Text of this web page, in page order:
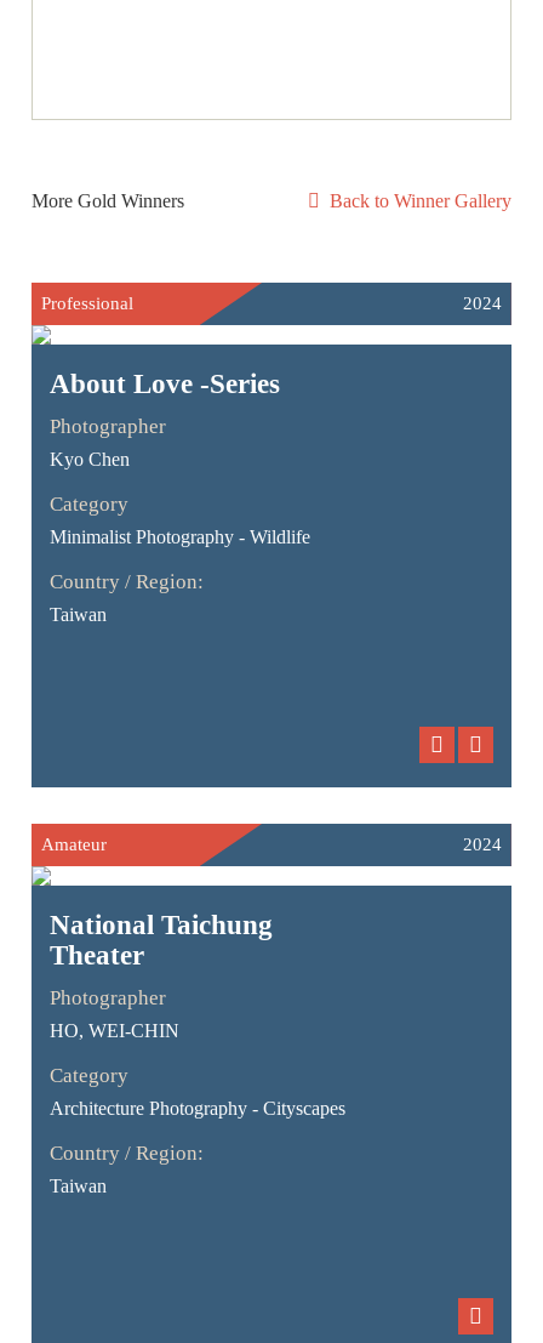
More Gold Winners Back to Winner Gallery
Professional 2024
About Love -Series
Photographer
Kyo Chen
Category
Minimalist Photography - Wildlife
Country / Region:
Taiwan
Amateur 2024
National Taichung
Theater
Photographer
HO, WEI-CHIN
Category
Architecture Photography - Cityscapes
Country / Region:
Taiwan